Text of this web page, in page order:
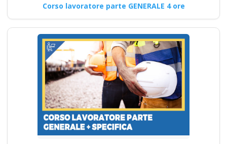
Come sarà valutata
l'efficacia dei corsi
antincendio
introdotti nel nuovo
accordo Stato-
Regioni del 2025?
corso formatore rspp
datore lavoratori
rischio basso medio
alto
Corso lavoratore parte GENERALE 4 ore